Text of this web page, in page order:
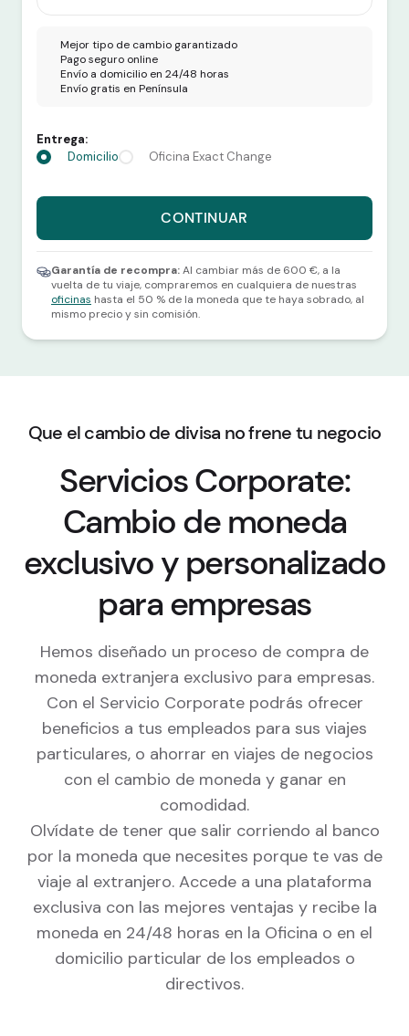
Mejor tipo de cambio garantizado
Pago seguro online
Envío a domicilio en 24/48 horas
Envío gratis en Península
Entrega:
Domicilio
Oficina Exact Change
Recibes 550 USD por 510,49 euros.
CONTINUAR
Garantía de recompra:Al cambiar más de 600 €, a la
vuelta de tu viaje, compraremos en cualquiera de nuestras
oficinas hasta el 50 % de la moneda que te haya sobrado, al
mismo precio y sin comisión.
Que el cambio de divisa no frene tu negocio
Servicios Corporate:
Cambio de moneda
exclusivo y personalizado
para empresas
Hemos diseñado un proceso de compra de
moneda extranjera exclusivo para empresas.
Con el Servicio Corporate podrás ofrecer
beneficios a tus empleados para sus viajes
particulares, o ahorrar en viajes de negocios
con el cambio de moneda y ganar en
comodidad.
Olvídate de tener que salir corriendo al banco
por la moneda que necesites porque te vas de
viaje al extranjero. Accede a una plataforma
exclusiva con las mejores ventajas y recibe la
moneda en 24/48 horas en la Oficina o en el
domicilio particular de los empleados o
directivos.